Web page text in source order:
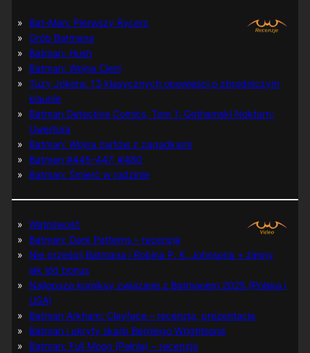
Bat-Man: Pierwszy Rycerz
Grób Batmana
Batman: Hush
Batman: Wojna Cieni
Tuzy Jokera: 13 klasycznych opowieści o zbrodniczym
klaunie
Batman Detective Comics, Tom 1: Gothamski Nokturn:
Uwertura
Batman: Wojna żartów z zagadkami
Batman #445-447, #480
Batman: Śmierć w rodzinie
Wątpliwość
Batman: Dark Patterns – recenzja
Nie prześpij Batmana i Robina P. K. Johnsona + zimny
jak lód bonus
Najlepsze komiksy związane z Batmanem 2025 (Polska i
USA)
Batman Arkham: Clayface – recenzja, prezentacja
Batman i ukryty skarb Berniego Wrightsona
Batman: Full Moon (Pełnia) – recenzja